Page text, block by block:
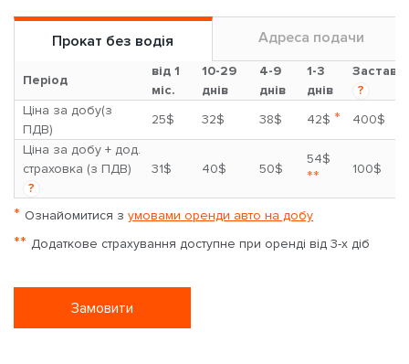
Прокат без водія Адреса подачи
Період
від 1
міс.
10-29
днів
4-9
днів
1-3
днів
Застава
?
Ціна за добу(з
ПДВ)
25$ 32$ 38$ 42$ *
400$
Ціна за добу + дод.
страховка (з ПДВ)
?
31$ 40$ 50$
54$
** 100$
* Ознайомитися з умовами оренди авто на добу
** Додаткове страхування доступне при оренді від 3-х діб
Замовити